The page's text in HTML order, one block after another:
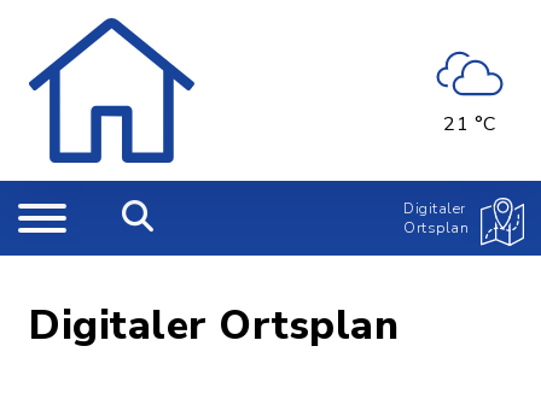
21 °C
Digitaler
Ortsplan
Digitaler Ortsplan